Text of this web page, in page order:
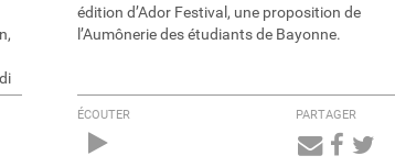
édition d’Ador Festival, une proposition de
l’Aumônerie des étudiants de Bayonne.
ÉCOUTER PARTAGER